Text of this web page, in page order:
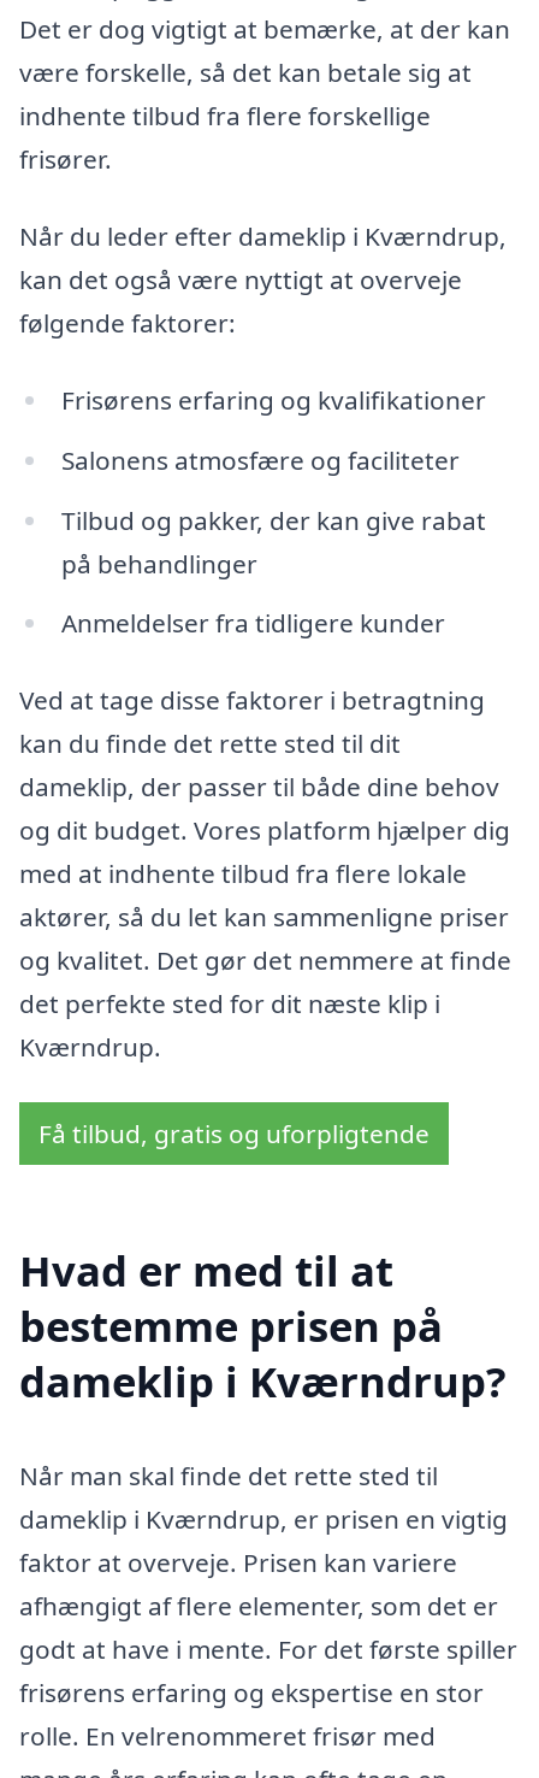
Det er dog vigtigt at bemærke, at der kan
være forskelle, så det kan betale sig at
indhente tilbud fra flere forskellige
frisører.
Når du leder efter dameklip i Kværndrup,
kan det også være nyttigt at overveje
følgende faktorer:
Frisørens erfaring og kvalifikationer
Salonens atmosfære og faciliteter
Tilbud og pakker, der kan give rabat
på behandlinger
Anmeldelser fra tidligere kunder
Ved at tage disse faktorer i betragtning
kan du finde det rette sted til dit
dameklip, der passer til både dine behov
og dit budget. Vores platform hjælper dig
med at indhente tilbud fra flere lokale
aktører, så du let kan sammenligne priser
og kvalitet. Det gør det nemmere at finde
det perfekte sted for dit næste klip i
Kværndrup.
Få tilbud, gratis og uforpligtende
Hvad er med til at
bestemme prisen på
dameklip i Kværndrup?
Når man skal finde det rette sted til
dameklip i Kværndrup, er prisen en vigtig
faktor at overveje. Prisen kan variere
afhængigt af flere elementer, som det er
godt at have i mente. For det første spiller
frisørens erfaring og ekspertise en stor
rolle. En velrenommeret frisør med